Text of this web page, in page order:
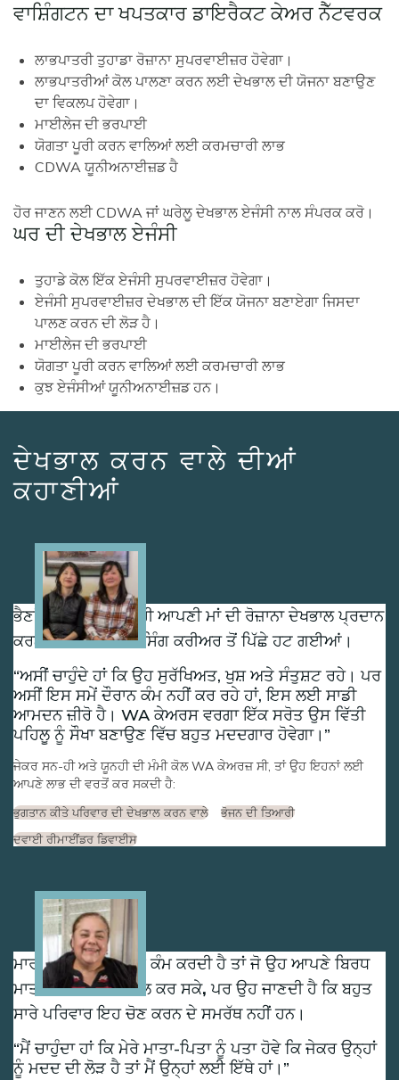
ਵਾਸ਼ਿੰਗਟਨ ਦਾ ਖਪਤਕਾਰ ਡਾਇਰੈਕਟ ਕੇਅਰ ਨੈੱਟਵਰਕ
ਲਾਭਪਾਤਰੀ ਤੁਹਾਡਾ ਰੋਜ਼ਾਨਾ ਸੁਪਰਵਾਈਜ਼ਰ ਹੋਵੇਗਾ।
ਲਾਭਪਾਤਰੀਆਂ ਕੋਲ ਪਾਲਣਾ ਕਰਨ ਲਈ ਦੇਖਭਾਲ ਦੀ ਯੋਜਨਾ ਬਣਾਉਣ
ਦਾ ਵਿਕਲਪ ਹੋਵੇਗਾ।
ਮਾਈਲੇਜ ਦੀ ਭਰਪਾਈ
ਯੋਗਤਾ ਪੂਰੀ ਕਰਨ ਵਾਲਿਆਂ ਲਈ ਕਰਮਚਾਰੀ ਲਾਭ
CDWA ਯੂਨੀਅਨਾਈਜ਼ਡ ਹੈ
ਹੋਰ ਜਾਣਨ ਲਈ CDWA ਜਾਂ ਘਰੇਲੂ ਦੇਖਭਾਲ ਏਜੰਸੀ ਨਾਲ ਸੰਪਰਕ ਕਰੋ।
ਘਰ ਦੀ ਦੇਖਭਾਲ ਏਜੰਸੀ
ਤੁਹਾਡੇ ਕੋਲ ਇੱਕ ਏਜੰਸੀ ਸੁਪਰਵਾਈਜ਼ਰ ਹੋਵੇਗਾ।
ਏਜੰਸੀ ਸੁਪਰਵਾਈਜ਼ਰ ਦੇਖਭਾਲ ਦੀ ਇੱਕ ਯੋਜਨਾ ਬਣਾਏਗਾ ਜਿਸਦਾ
ਪਾਲਣ ਕਰਨ ਦੀ ਲੋੜ ਹੈ।
ਮਾਈਲੇਜ ਦੀ ਭਰਪਾਈ
ਯੋਗਤਾ ਪੂਰੀ ਕਰਨ ਵਾਲਿਆਂ ਲਈ ਕਰਮਚਾਰੀ ਲਾਭ
ਕੁਝ ਏਜੰਸੀਆਂ ਯੂਨੀਅਨਾਈਜ਼ਡ ਹਨ।
ਦੇਖਭਾਲ ਕਰਨ ਵਾਲੇ ਦੀਆਂ
ਕਹਾਣੀਆਂ
ਭੈਣਾਂ ਸਨ-ਹੀ ਅਤੇ ਯੂਨਹੀ ਆਪਣੀ ਮਾਂ ਦੀ ਰੋਜ਼ਾਨਾ ਦੇਖਭਾਲ ਪ੍ਰਦਾਨ
ਕਰਨ ਲਈ ਆਪਣੇ ਨਰਸਿੰਗ ਕਰੀਅਰ ਤੋਂ ਪਿੱਛੇ ਹਟ ਗਈਆਂ।
ਅਸੀਂ ਚਾਹੁੰਦੇ ਹਾਂ ਕਿ ਉਹ ਸੁਰੱਖਿਅਤ, ਖੁਸ਼ ਅਤੇ ਸੰਤੁਸ਼ਟ ਰਹੇ। ਪਰ
ਅਸੀਂ ਇਸ ਸਮੇਂ ਦੌਰਾਨ ਕੰਮ ਨਹੀਂ ਕਰ ਰਹੇ ਹਾਂ, ਇਸ ਲਈ ਸਾਡੀ
ਆਮਦਨ ਜ਼ੀਰੋ ਹੈ। WA ਕੇਅਰਸ ਵਰਗਾ ਇੱਕ ਸਰੋਤ ਉਸ ਵਿੱਤੀ
ਪਹਿਲੂ ਨੂੰ ਸੌਖਾ ਬਣਾਉਣ ਵਿੱਚ ਬਹੁਤ ਮਦਦਗਾਰ ਹੋਵੇਗਾ।
ਜੇਕਰ ਸਨ-ਹੀ ਅਤੇ ਯੂਨਹੀ ਦੀ ਮੰਮੀ ਕੋਲ WA ਕੇਅਰਜ਼ ਸੀ, ਤਾਂ ਉਹ ਇਹਨਾਂ ਲਈ
ਆਪਣੇ ਲਾਭ ਦੀ ਵਰਤੋਂ ਕਰ ਸਕਦੀ ਹੈ:
ਭੁਗਤਾਨ ਕੀਤੇ ਪਰਿਵਾਰ ਦੀ ਦੇਖਭਾਲ ਕਰਨ ਵਾਲੇ
ਭੋਜਨ ਦੀ ਤਿਆਰੀ
ਦਵਾਈ ਰੀਮਾਈਂਡਰ ਡਿਵਾਈਸ
Image
ਮਾਰੀਆ ਪਾਰਟ ਟਾਈਮ ਕੰਮ ਕਰਦੀ ਹੈ ਤਾਂ ਜੋ ਉਹ ਆਪਣੇ ਬਿਰਧ
ਮਾਤਾ-ਪਿਤਾ ਦੀ ਦੇਖਭਾਲ ਕਰ ਸਕੇ, ਪਰ ਉਹ ਜਾਣਦੀ ਹੈ ਕਿ ਬਹੁਤ
ਸਾਰੇ ਪਰਿਵਾਰ ਇਹ ਚੋਣ ਕਰਨ ਦੇ ਸਮਰੱਥ ਨਹੀਂ ਹਨ।
ਮੈਂ ਚਾਹੁੰਦਾ ਹਾਂ ਕਿ ਮੇਰੇ ਮਾਤਾ-ਪਿਤਾ ਨੂੰ ਪਤਾ ਹੋਵੇ ਕਿ ਜੇਕਰ ਉਨ੍ਹਾਂ
ਨੂੰ ਮਦਦ ਦੀ ਲੋੜ ਹੈ ਤਾਂ ਮੈਂ ਉਨ੍ਹਾਂ ਲਈ ਇੱਥੇ ਹਾਂ।
Image